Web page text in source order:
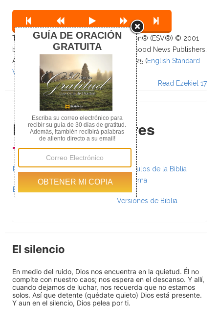
The Holy Bible, English Standard Version® (ESV®) © 2001
by Crossway, a publishing ministry of Good News Publishers.
All rights reserved. ESV Text Edition: 2025 (English Standard
Version - The Holy Bible Online
Read Ezekiel 17
Recursos Populares
Planes de Lectura
Biblia Paralela
Versículos de la Biblia
por Tema
Versiones de Biblia
El silencio
En medio del ruido, Dios nos encuentra en la quietud. Él no
compite con nuestro caos; nos espera en el descanso. Y allí,
cuando dejamos de luchar, nos recuerda que no estamos
solos. Así que detente (quédate quieto) Dios está presente.
Y aun en el silencio, Dios pelea por ti.